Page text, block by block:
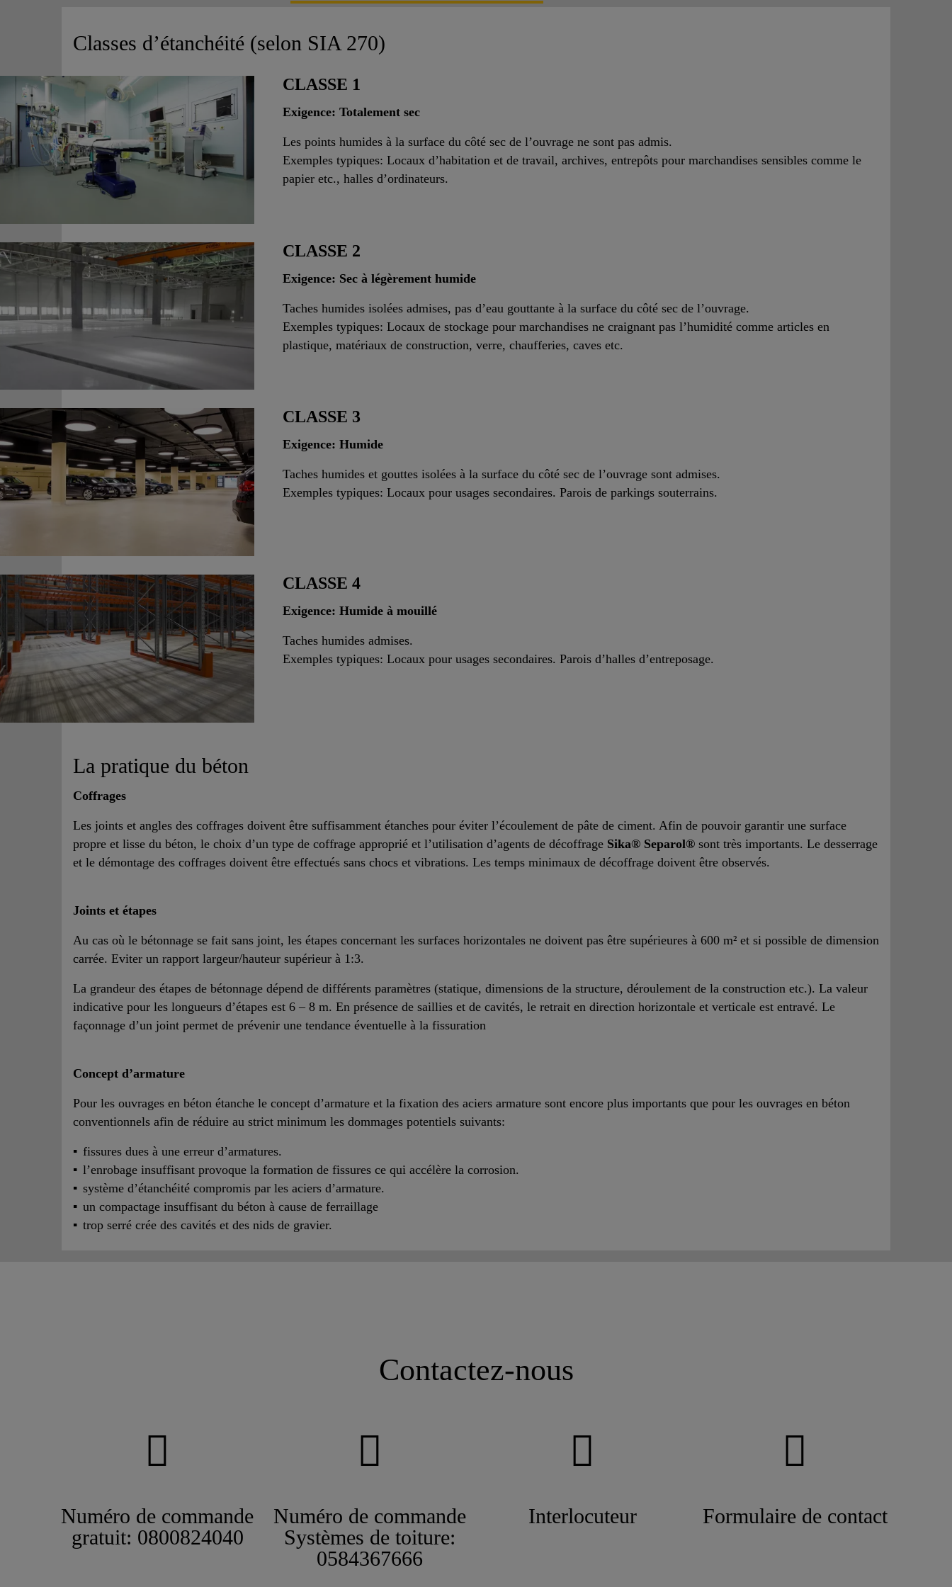
Classes d’étanchéité (selon SIA 270)
CLASSE 1
Exigence: Totalement sec
Les points humides à la surface du côté sec de l’ouvrage ne sont pas admis.
Exemples typiques: Locaux d’habitation et de travail, archives, entrepôts pour marchandises sensibles comme le
papier etc., halles d’ordinateurs.
CLASSE 2
Exigence: Sec à légèrement humide
Taches humides isolées admises, pas d’eau gouttante à la surface du côté sec de l’ouvrage.
Exemples typiques: Locaux de stockage pour marchandises ne craignant pas l’humidité comme articles en
plastique, matériaux de construction, verre, chaufferies, caves etc.
CLASSE 3
Exigence: Humide
Taches humides et gouttes isolées à la surface du côté sec de l’ouvrage sont admises.
Exemples typiques: Locaux pour usages secondaires. Parois de parkings souterrains.
CLASSE 4
Exigence: Humide à mouillé
Taches humides admises.
Exemples typiques: Locaux pour usages secondaires. Parois d’halles d’entreposage.
La pratique du béton
Coffrages
Les joints et angles des coffrages doivent être suffisamment étanches pour éviter l’écoulement de pâte de ciment. Afin de pouvoir garantir une surface
propre et lisse du béton, le choix d’un type de coffrage approprié et l’utilisation d’agents de décoffrage Sika® Separol® sont très importants. Le desserrage
et le démontage des coffrages doivent être effectués sans chocs et vibrations. Les temps minimaux de décoffrage doivent être observés.
Joints et étapes
Au cas où le bétonnage se fait sans joint, les étapes concernant les surfaces horizontales ne doivent pas être supérieures à 600 m² et si possible de dimension
carrée. Eviter un rapport largeur/hauteur supérieur à 1:3.
La grandeur des étapes de bétonnage dépend de différents paramètres (statique, dimensions de la structure, déroulement de la construction etc.). La valeur
indicative pour les longueurs d’étapes est 6 – 8 m. En présence de saillies et de cavités, le retrait en direction horizontale et verticale est entravé. Le
façonnage d’un joint permet de prévenir une tendance éventuelle à la fissuration
Concept d’armature
Pour les ouvrages en béton étanche le concept d’armature et la fixation des aciers armature sont encore plus importants que pour les ouvrages en béton
conventionnels afin de réduire au strict minimum les dommages potentiels suivants:
fissures dues à une erreur d’armatures.
l’enrobage insuffisant provoque la formation de fissures ce qui accélère la corrosion.
système d’étanchéité compromis par les aciers d’armature.
un compactage insuffisant du béton à cause de ferraillage
trop serré crée des cavités et des nids de gravier.
Contactez-nous
Numéro de commande
gratuit: 0800824040
Numéro de commande
Systèmes de toiture:
0584367666
Interlocuteur Formulaire de contact